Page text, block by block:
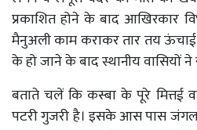
प्रकाशित होने के बाद आखिरकार
मैनुअली काम कराकर तार तय
के हो जाने के बाद स्थानीय वासियों
बताते चलें कि कस्बा के पूरे मित्तई
पटरी गुजरी है। इसके आस पास